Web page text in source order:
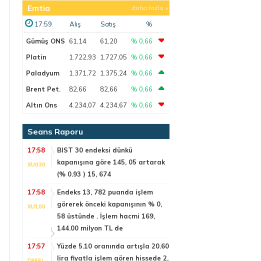
Emtia daha fazla
17:59 Alış Satış %
Gümüş ONS 61,14 61,20
% 0,66
Platin
1.722,93 1.727,05
% 0,66
Paladyum
1.371,72 1.375,24 % 0,66
Brent Pet.
82,66 82,66
% 0,66
Altın Ons
4.234,07 4.234,67 % 0,66
Seans Raporu
17:58
XU030
BIST 30 endeksi dünkü
kapanışına göre 145, 05 artarak
(% 0.93 ) 15, 674
17:58
XU100
Endeks 13, 782 puanda işlem
görerek önceki kapanışının % 0,
58 üstünde . İşlem hacmi 169,
144.00 milyon TL de
17:57
Yüzde 5.10 oranında artışla 20.60
lira fiyatla işlem gören hissede 2,